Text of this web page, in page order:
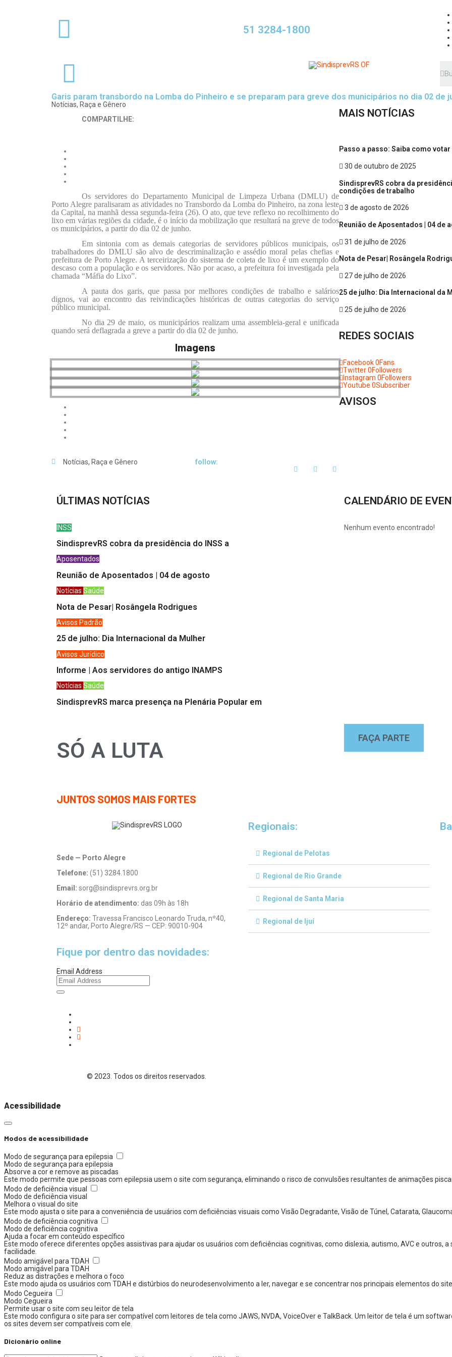
51 3284-1800
Garis param transbordo na Lomba do Pinheiro e se preparam para greve dos municipários no dia 02 de
Notícias, Raça e Gênero
COMPARTILHE:
Os servidores do Departamento Municipal de Limpeza Urbana (DMLU) de
Porto Alegre paralisaram as atividades no Transbordo da Lomba do Pinheiro, na zona leste
da Capital, na manhã dessa segunda-feira (26). O ato, que teve reflexo no recolhimento do
lixo em várias regiões da cidade, é o início da mobilização que resultará na greve de todos
os municipários, a partir do dia 02 de junho.
Em sintonia com as demais categorias de servidores públicos municipais, os
trabalhadores do DMLU são alvo de descriminalização e assédio moral pelas chefias e
prefeitura de Porto Alegre. A terceirização do sistema de coleta de lixo é um exemplo do
descaso com a população e os servidores. Não por acaso, a prefeitura foi investigada pela
chamada “Máfia do Lixo”.
A pauta dos garis, que passa por melhores condições de trabalho e salários
dignos, vai ao encontro das reivindicações históricas de outras categorias do serviço
público municipal.
No dia 29 de maio, os municipários realizam uma assembleia-geral e unificada
quando será deflagrada a greve a partir do dia 02 de junho.
Imagens
Notícias, Raça e Gênero follow:
MAIS NOTÍCIAS
Passo a passo: Saiba como
30 de outubro de 2025
SindisprevRS cobra da
condições de trabalho
3 de agosto de 2026
Reunião de Aposentados | 04 de
31 de julho de 2026
Nota de Pesar| Rosângela
27 de julho de 2026
25 de julho: Dia Internacional da
25 de julho de 2026
REDES SOCIAIS
Facebook0Fans
Twitter0Followers
Instagram 0Followers
Youtube 0Subscriber
AVISOS
ÚLTIMAS NOTÍCIAS
INSS
SindisprevRS cobra da presidência do INSS a
Aposentados
Reunião de Aposentados | 04 de agosto
Notícias Saúde
Nota de Pesar| Rosângela Rodrigues
Avisos Padrão
25 de julho: Dia Internacional da Mulher
Avisos Jurídico
Informe | Aos servidores do antigo INAMPS
Notícias Saúde
SindisprevRS marca presença na Plenária Popular em
CALENDÁRIO DE
Nenhum evento encontrado!
SÓ A LUTA
JUNTOS SOMOS MAIS FORTES
FAÇA PARTE
Sede — Porto Alegre
Telefone: (51) 3284.1800
Email: sorg@sindisprevrs.org.br
Horário de atendimento: das 09h às 18h
Endereço: Travessa Francisco Leonardo Truda, nº40,
12º andar, Porto Alegre/RS — CEP: 90010-904
Fique por dentro das novidades:
Email Address
Regionais:
Regional de Pelotas
Regional de Rio Grande
Regional de Santa Maria
Regional de Ijuí
© 2023. Todos os direitos reservados.
Acessibilidade
Modos de acessibilidade
Modo de segurança para epilepsia
Modo de segurança para epilepsia
Absorve a cor e remove as piscadas
Este modo permite que pessoas com epilepsia usem o site com segurança, eliminando o risco de convulsões resultantes de animações
Modo de deficiência visual
Modo de deficiência visual
Melhora o visual do site
Este modo ajusta o site para a conveniência de usuários com deficiências visuais como Visão Degradante, Visão de Túnel, Catarata,
Modo de deficiência cognitiva
Modo de deficiência cognitiva
Ajuda a focar em conteúdo específico
Este modo oferece diferentes opções assistivas para ajudar os usuários com deficiências cognitivas, como dislexia, autismo, AVC e outros,
facilidade.
Modo amigável para TDAH
Modo amigável para TDAH
Reduz as distrações e melhora o foco
Este modo ajuda os usuários com TDAH e distúrbios do neurodesenvolvimento a ler, navegar e se concentrar nos principais elementos do
Modo Cegueira
Modo Cegueira
Permite usar o site com seu leitor de tela
Este modo configura o site para ser compatível com leitores de tela como JAWS, NVDA, VoiceOver e TalkBack. Um leitor de tela é um
os sites devem ser compatíveis com ele.
Dicionário online